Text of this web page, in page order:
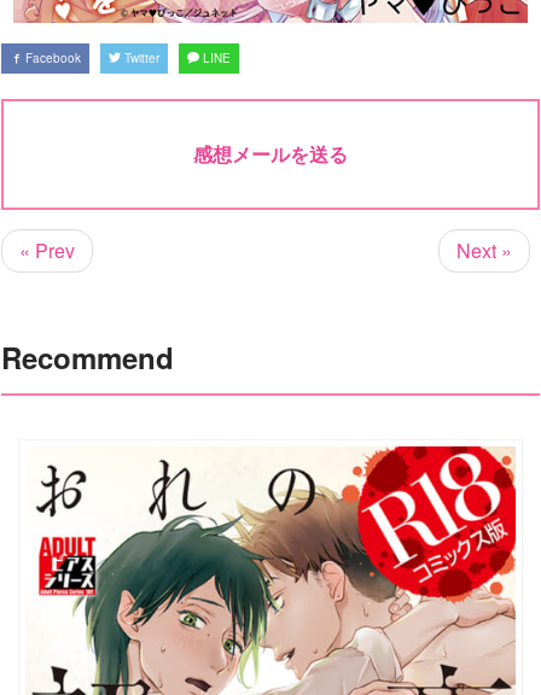
Facebook Twitter LINE
感想メールを送る
« Prev Next »
Recommend